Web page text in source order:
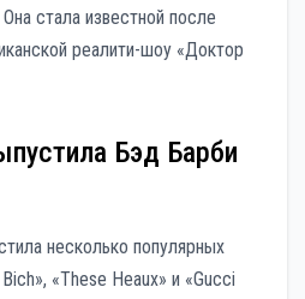
стала известной после
реалити-шоу «Доктор
Бэд Барби
несколько популярных
«These Heaux» и «Gucci